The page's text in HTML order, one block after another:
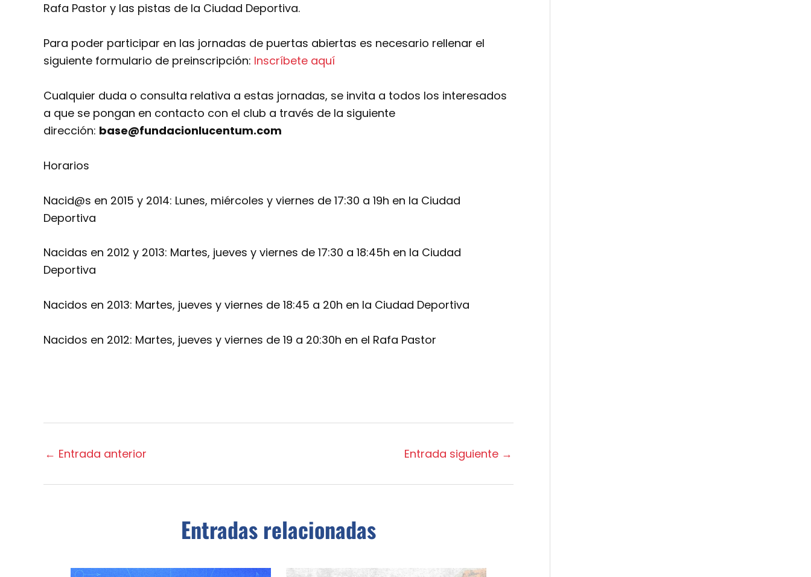
Rafa Pastor y las pistas de la Ciudad Deportiva.
Para poder participar en las jornadas de puertas abiertas es necesario rellenar el
siguiente formulario de preinscripción: Inscríbete aquí
Cualquier duda o consulta relativa a estas jornadas, se invita a todos los interesados
a que se pongan en contacto con el club a través de la siguiente
dirección: base@fundacionlucentum.com
Horarios
Nacid@s en 2015 y 2014: Lunes, miércoles y viernes de 17:30 a 19h en la Ciudad
Deportiva
Nacidas en 2012 y 2013: Martes, jueves y viernes de 17:30 a 18:45h en la Ciudad
Deportiva
Nacidos en 2013: Martes, jueves y viernes de 18:45 a 20h en la Ciudad Deportiva
Nacidos en 2012: Martes, jueves y viernes de 19 a 20:30h en el Rafa Pastor
← Entrada anterior Entrada siguiente →
Entradas relacionadas